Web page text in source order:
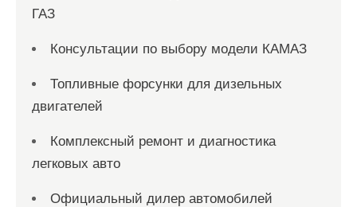
ГАЗ
Консультации по выбору модели КАМАЗ
Топливные форсунки для дизельных
двигателей
Комплексный ремонт и диагностика
легковых авто
Официальный дилер автомобилей